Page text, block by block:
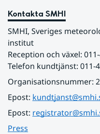
Kontakta SMHI
SMHI, Sveriges
institut
Reception och växel:
Telefon kundtjänst: 011-
Organisationsnummer:
Epost:
Epost:
Press